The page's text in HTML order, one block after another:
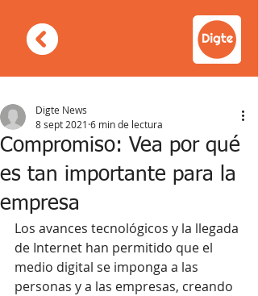
Compromiso: Vea por qué
es tan importante para la
empresa
Digte News
8 sept 2021 6 min de lectura
Los avances tecnológicos y la llegada
de Internet han permitido que el
medio digital se imponga a las
personas y a las empresas, creando